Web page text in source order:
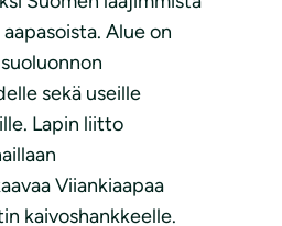
Alue on
sekä useille
Lapin liitto
Viiankiaapaa
kaivoshankkeelle.